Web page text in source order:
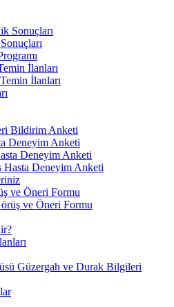
Sonuçları
İlanları
İlanları
Bildirim Anketi
Deneyim Anketi
Deneyim Anketi
Hasta Deneyim Anketi
ve Öneri Formu
ve Öneri Formu
Güzergah ve Durak Bilgileri